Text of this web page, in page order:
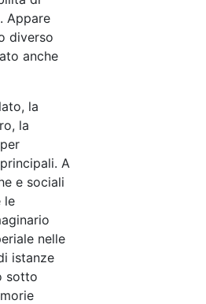
Appare
diverso
anche
la
la
A
e sociali
le
nelle
istanze
sotto